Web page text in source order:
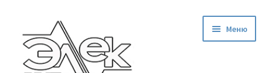
навигации
содержимому
Меню